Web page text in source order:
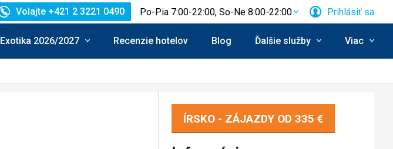
Volajte +421 2 3221 0490 Po-Pia 7:00-22:00, So-Ne 8:00-22:00 Prihlásiť sa
Exotika 2026/2027 Recenzie hotelov Blog Ďalšie služby Viac
ÍRSKO - ZÁJAZDY OD 335 €